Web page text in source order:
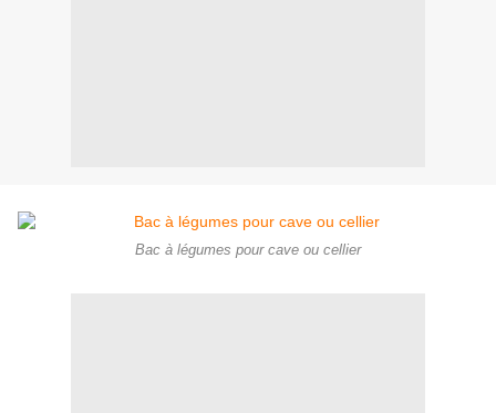
Bac à légumes pour cave ou cellier